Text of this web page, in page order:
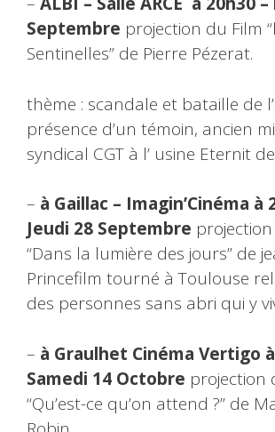
Septembre projection du Film
Sentinelles” de Pierre Pézerat.
thème : scandale et bataille de
présence d’un témoin, ancien
syndical CGT à l’ usine Eternit
– à Gaillac – Imagin’Cinéma à
Jeudi 28 Septembre
“Dans la lumière des jours” de
Princefilm tourné à Toulouse
des personnes sans abri qui y
– à Graulhet Cinéma Vertigo
Samedi 14 Octobre projection
“Qu’est-ce qu’on attend ?” de